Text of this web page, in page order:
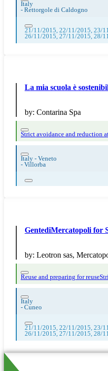
Italy
- Rettorgole di Caldogno
21/11/2015, 22/11/2015, 23/
26/11/2015, 27/11/2015, 28/
La mia scuola è
by: Contarina Spa
Strict avoidance and reduction
Italy - Veneto
- Villorba
GentediMercatopoli for
by: Leotron sas,
Reuse and preparing for reuse
Italy
- Cuneo
21/11/2015, 22/11/2015, 23/
26/11/2015, 27/11/2015, 28/